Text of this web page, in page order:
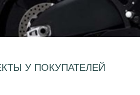
У ПОКУПАТЕЛЕЙ